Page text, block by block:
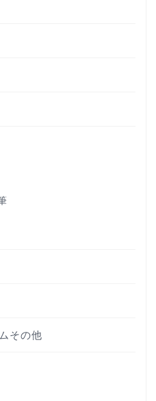
その他